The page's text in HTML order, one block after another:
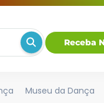
Receba
Museu da Dança